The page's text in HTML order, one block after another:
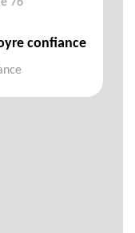
confiance